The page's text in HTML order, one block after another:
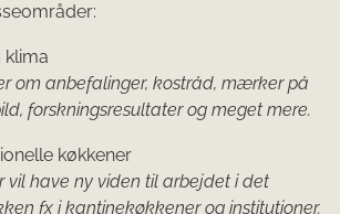
klima
om anbefalinger, kostråd, mærker på
forskningsresultater og meget mere.
køkkener
vil have ny viden til arbejdet i det
fx i kantinekøkkener og institutioner.